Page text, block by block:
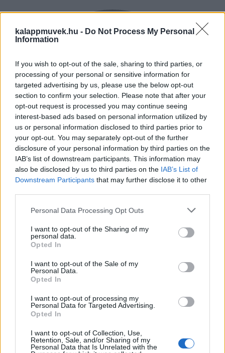
kalappmuvek.hu - Do Not Process My Personal
Information
If you wish to opt-out of the sale, sharing to third parties, or
processing of your personal or sensitive information for
targeted advertising by us, please use the below opt-out
section to confirm your selection. Please note that after your
opt-out request is processed you may continue seeing
interest-based ads based on personal information utilized by
us or personal information disclosed to third parties prior to
your opt-out. You may separately opt-out of the further
disclosure of your personal information by third parties on the
IAB’s list of downstream participants. This information may
also be disclosed by us to third parties on the IAB’s List of
Downstream Participants that may further disclose it to other
Personal Data Processing Opt Outs
I want to opt-out of the Sharing of my
personal data.
Opted In
I want to opt-out of the Sale of my
Personal Data.
Opted In
I want to opt-out of processing my
Personal Data for Targeted Advertising.
Opted In
I want to opt-out of Collection, Use,
Retention, Sale, and/or Sharing of my
Personal Data that Is Unrelated with the
RUGALMAS FIZETÉS
Előre, vagy csak átvételkor?